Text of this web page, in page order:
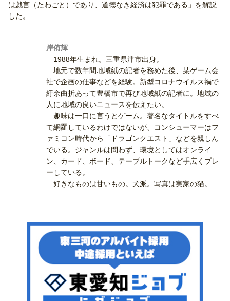
は戯言（たわごと）であり、道徳なき経済は犯罪である」を解説
した。
岸侑輝
1988年生まれ。三重県津市出身。
地元で数年間地域紙の記者を務めた後、某ゲーム会
社で企画の仕事などを経験。新型コロナウイルス禍で
紆余曲折あって豊橋市で再び地域紙の記者に。地域の
人に地域の良いニュースを伝えたい。
趣味は一口に言うとゲーム。著名なタイトルをすべ
て網羅しているわけではないが、コンシューマーはフ
ァミコン時代から「ドラゴンクエスト」などを親しん
でいる。ジャンルは問わず、環境としてはオンライ
ン、カード、ボード、テーブルトークなど手広くプレ
ーしている。
好きなものは甘いもの。犬派。写真は実家の猫。